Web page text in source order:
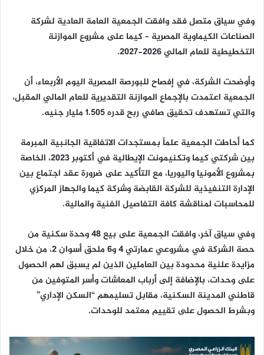
وفي سياق متصل فقد وافقت الجمعية العامة العادية لشركة
الصناعات الكيماوية المصرية – كيما على مشروع الموازنة
التخطيطية للعام المالي 2026-2027.
وأوضحت الشركة، في إفصاح للبورصة المصرية اليوم الأربعاء، أن
الجمعية اعتمدت بالإجماع الموازنة التقديرية للعام المالي المقبل،
والتي تستهدف تحقيق صافي ربح قدره 1.505 مليار جنيه.
كما أحاطت الجمعية علماً بمستجدات الاتفاقية الجانبية المبرمة
بين شركتي كيما وتكنيمونت الإيطالية في أكتوبر 2023، الخاصة
بمشروع الأمونيا واليوريا، مع التأكيد على ضرورة عقد اجتماع بين
الإدارة التنفيذية للشركة القابضة وشركة كيما والجهاز المركزي
للمحاسبات لمناقشة كافة التفاصيل الفنية والمالية.
وفي سياق آخر، وافقت الجمعية على بيع 48 وحدة سكنية من
حصة الشركة في مشروعي عمارتي 4 و6 ملحق أسوان 2، من خلال
مزايدة علنية محدودة بين العاملين الذين لم يسبق لهم الحصول
على وحدات، بالإضافة إلى أرباب المعاشات وأسر المتوفين من
قاطني المدينة السكنية، مقابل تسليمهم “السكن الإداري”
وبشرط الحصول على تقييم معتمد للوحدات.